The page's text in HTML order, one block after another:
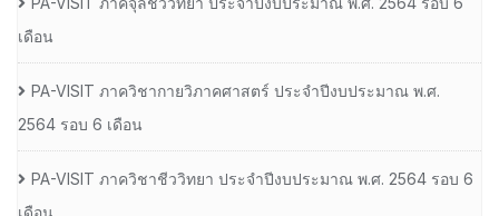
เดือน
PA-VISIT ภาควิชากายวิภาคศาสตร์ ประจำปีงบประมาณ พ.ศ.
2564 รอบ 6 เดือน
PA-VISIT ภาควิชาชีววิทยา ประจำปีงบประมาณ พ.ศ. 2564 รอบ 6
เดือน